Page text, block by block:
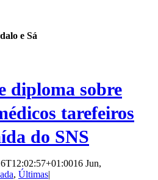
e Sá
diploma sobre
tarefeiros
do SNS
16 Jun,
, Últimas|